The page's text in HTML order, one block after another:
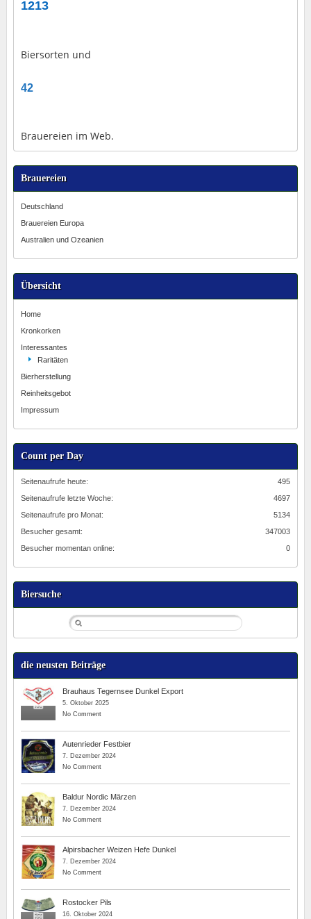
1213
Biersorten und
42
Brauereien im Web.
Brauereien
Deutschland
Brauereien Europa
Australien und Ozeanien
Übersicht
Home
Kronkorken
Interessantes
Raritäten
Bierherstellung
Reinheitsgebot
Impressum
Count per Day
495
Seitenaufrufe heute:
4697
Seitenaufrufe letzte Woche:
5134
Seitenaufrufe pro Monat:
347003
Besucher gesamt:
0
Besucher momentan online:
Biersuche
die neusten Beiträge
Brauhaus Tegernsee Dunkel Export
5. Oktober 2025
No Comment
Autenrieder Festbier
7. Dezember 2024
No Comment
Baldur Nordic Märzen
7. Dezember 2024
No Comment
Alpirsbacher Weizen Hefe Dunkel
7. Dezember 2024
No Comment
Rostocker Pils
16. Oktober 2024